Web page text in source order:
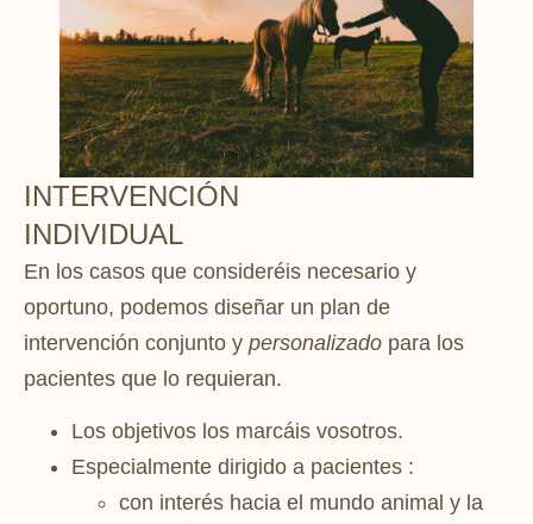
INTERVENCIÓN
INDIVIDUAL
En los casos que consideréis necesario y
oportuno, podemos diseñar un plan de
intervención conjunto y personalizado para los
pacientes que lo requieran.
Los objetivos los marcáis vosotros.
Especialmente dirigido a pacientes :
con interés hacia el mundo animal y la